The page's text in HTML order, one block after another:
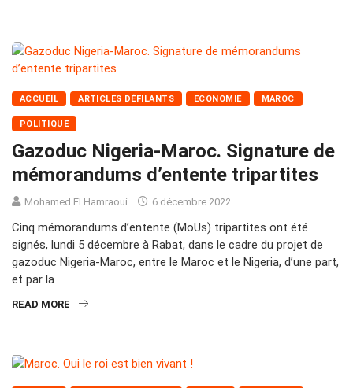
ACCUEIL ARTICLES DÉFILANTS ECONOMIE MAROC
POLITIQUE
Gazoduc Nigeria-Maroc. Signature de
mémorandums d’entente tripartites
Mohamed El Hamraoui 6 décembre 2022
Cinq mémorandums d’entente (MoUs) tripartites ont été
signés, lundi 5 décembre à Rabat, dans le cadre du projet de
gazoduc Nigeria-Maroc, entre le Maroc et le Nigeria, d’une part,
et par la
READ MORE